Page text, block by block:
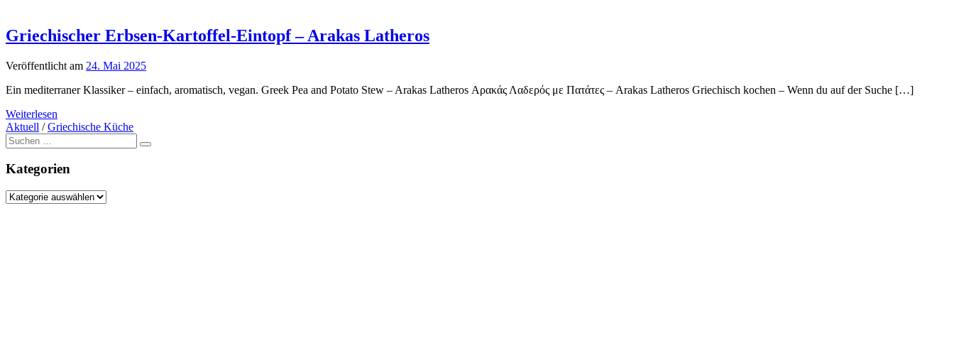
Griechischer Erbsen-Kartoffel-Eintopf – Arakas Latheros
Veröffentlicht am 24. Mai 2025
Ein mediterraner Klassiker – einfach, aromatisch, vegan. Greek Pea and Potato Stew – Arakas Latheros Αρακάς Λαδερός με Πατάτες – Arakas Latheros Griechisch kochen – Wenn du auf der Suche […]
Weiterlesen
Aktuell /Griechische Küche
Suche
nach:
Kategorien
Kategorien